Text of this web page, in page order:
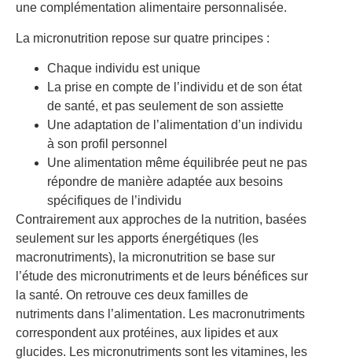
une complémentation alimentaire personnalisée.
La micronutrition repose sur quatre principes :
Chaque individu est unique
La prise en compte de l’individu et de son état
de santé, et pas seulement de son assiette
Une adaptation de l’alimentation d’un individu
à son profil personnel
Une alimentation même équilibrée peut ne pas
répondre de manière adaptée aux besoins
spécifiques de l’individu
Contrairement aux approches de la nutrition, basées
seulement sur les apports énergétiques (les
macronutriments), la micronutrition se base sur
l’étude des micronutriments et de leurs bénéfices sur
la santé. On retrouve ces deux familles de
nutriments dans l’alimentation. Les macronutriments
correspondent aux protéines, aux lipides et aux
glucides. Les micronutriments sont les vitamines, les